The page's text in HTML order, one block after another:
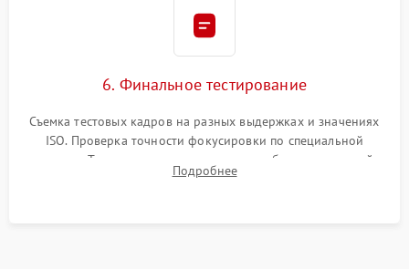
6. Финальное тестирование
Съемка тестовых кадров на разных выдержках и значениях
ISO. Проверка точности фокусировки по специальной
мишени. Тест записи на карту памяти, работы встроенной
вспышки, микрофона и всех кнопок управления.
Подробнее